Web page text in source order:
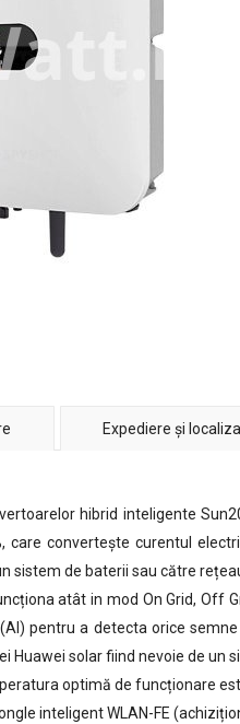
Expediere și
hibrid inteligente
care convertește curentul
sistem de baterii sau către
atât in mod On Grid,
pentru a detecta orice
Huawei solar fiind nevoie de
optimă de funcționare
inteligent WLAN-FE